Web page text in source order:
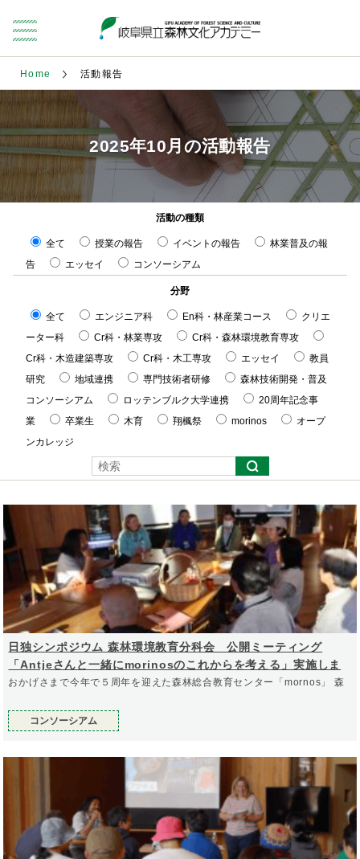
Home 活動報告
2025年10月の活動報告
活動の種類
全て 授業の報告 イベントの報告
林業普及の報
告
エッセイ コンソーシアム
分野
全て エンジニア科 En科・林産業コース
クリエ
ーター科
Cr科・林業専攻
Cr科・森林環境教育専攻
Cr科・木造建築専攻
Cr科・木工専攻 エッセイ
教員
研究
地域連携 専門技術者研修
森林技術開発・普及
コンソーシアム
ロッテンブルク大学連携
20周年記念事
業
卒業生 木育 翔楓祭 morinos
オープ
ンカレッジ
日独シンポジウム 森林環境教育分科会 公開ミーティング
「Antjeさんと一緒にmorinosのこれからを考える」実施しま
した！
おかげさまで今年で５周年を迎えた森林総合教育センター「mornos」 森
コンソーシアム